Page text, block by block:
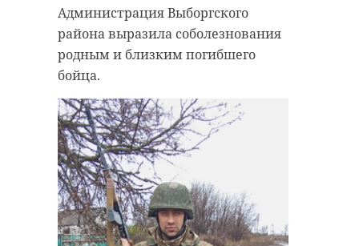
Администрация Выборгского
района выразила соболезнования
родным и близким погибшего
бойца.